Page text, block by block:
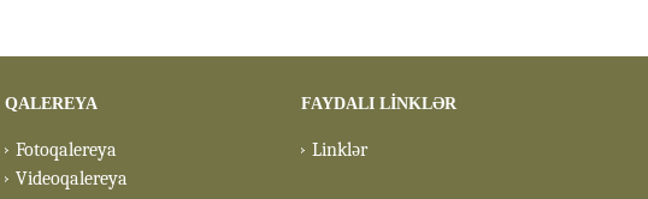
QALEREYA
Fotoqalereya
Videoqalereya
FAYDALI LİNKLƏR
Linklər